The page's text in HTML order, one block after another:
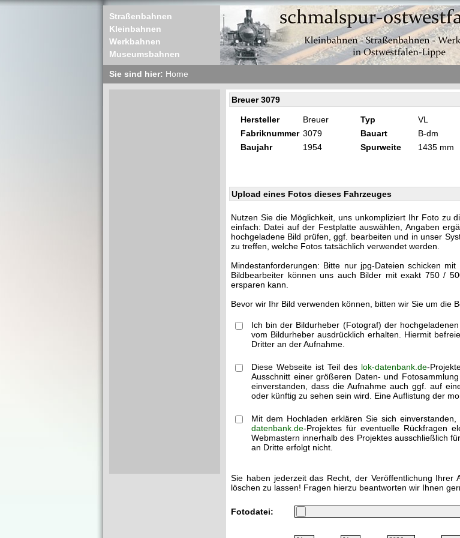
Straßenbahnen
Kleinbahnen
Werkbahnen
Museumsbahnen
Sie sind hier: Home
Breuer 3079
Hersteller Breuer Typ VL
Fabriknummer 3079 Bauart B-dm
Baujahr
1954 Spurweite
1435 mm
Upload eines Fotos dieses Fahrzeuges
Nutzen Sie die Möglichkeit, uns unkompliziert Ihr Foto zu
einfach: Datei auf der Festplatte auswählen, Angaben
hochgeladene Bild prüfen, ggf. bearbeiten und in unser
zu treffen, welche Fotos tatsächlich verwendet werden.
Mindestanforderungen: Bitte nur jpg-Dateien schicken
Bildbearbeiter können uns auch Bilder mit exakt 750 /
ersparen kann.
Bevor wir Ihr Bild verwenden können, bitten wir Sie um die
Ich bin der Bildurheber (Fotograf) der
vom Bildurheber ausdrücklich erhalten. Hiermit
Dritter an der Aufnahme.
Diese Webseite ist Teil des lok-datenbank.de-
Ausschnitt einer größeren Daten- und
einverstanden, dass die Aufnahme auch ggf. auf
oder künftig zu sehen sein wird. Eine Auflistung der
Mit dem Hochladen erklären Sie sich
datenbank.de-Projektes für eventuelle Rückfragen
Webmastern innerhalb des Projektes ausschließlich
an Dritte erfolgt nicht.
Sie haben jederzeit das Recht, der Veröffentlichung
löschen zu lassen! Fragen hierzu beantworten wir Ihnen
Fotodatei: